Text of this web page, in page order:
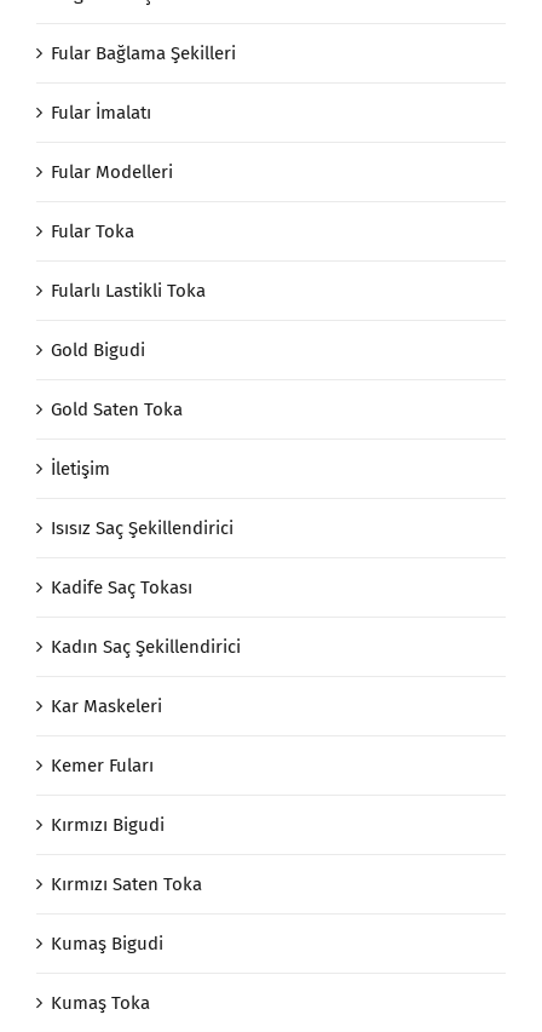
Fular Bağlama Şekilleri
Fular İmalatı
Fular Modelleri
Fular Toka
Fularlı Lastikli Toka
Gold Bigudi
Gold Saten Toka
İletişim
Isısız Saç Şekillendirici
Kadife Saç Tokası
Kadın Saç Şekillendirici
Kar Maskeleri
Kemer Fuları
Kırmızı Bigudi
Kırmızı Saten Toka
Kumaş Bigudi
Kumaş Toka